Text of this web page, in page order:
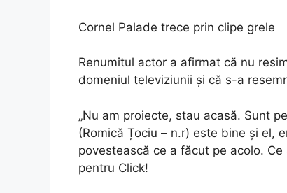
Cornel Palade trece prin clipe grele
Renumitul actor a afirmat că nu
domeniul televiziunii și că s-a
„Nu am proiecte, stau acasă. Sunt
(Romică Țociu – n.r) este bine și el,
povestească ce a făcut pe acolo.
pentru Click!